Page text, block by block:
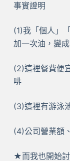
事實證明
(1)我「個人」
加一次油，變
(2)這裡餐費便
啡
(3)這裡有游泳
(4)公司營業額
★而我也開始討